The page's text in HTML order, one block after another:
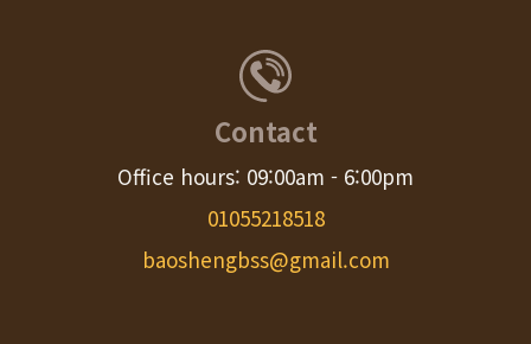
Contact
Office hours: 09:00am - 6:00pm
01055218518
baoshengbss@gmail.com